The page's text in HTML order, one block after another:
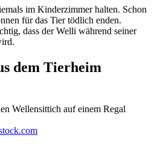
im Kinderzimmer halten. Schon
für das Tier tödlich enden.
dass der Welli während seiner
dem Tierheim